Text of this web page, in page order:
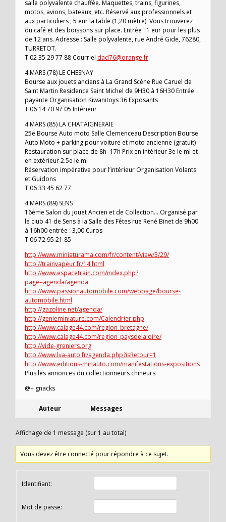
salle polyvalente chauffée. Maquettes, trains, figurines,
motos, avions, bateaux, etc. Réservé aux professionnels et
aux particuliers ; 5 eur la table (1,20 mètre). Vous trouverez
du café et des boissons sur place. Entrée : 1 eur pour les plus
de 12 ans. Adresse : Salle polyvalente, rue André Gide, 76280,
TURRETOT.
T 02 35 29 77 88 Courriel dad76@orange.fr
4 MARS (78) LE CHESNAY
Bourse aux jouets anciens à La Grand Scène Rue Caruel de
Saint Martin Residence Saint Michel de 9H30 à 16H30 Entrée
payante Organisation Kiwanitoys 36 Exposants
T 06 14 70 97 05 Intérieur
4 MARS (85) LA CHATAIGNERAIE
25e Bourse Auto moto Salle Clemenceau Description Bourse
Auto Moto + parking pour voiture et moto ancienne (gratuit)
Restauration sur place de 8h -17h Prix en intérieur 3e le ml et
en extérieur 2.5e le ml
Réservation impérative pour l’intérieur Organisation Volants
et Guidons
T 06 33 45 62 77
4 MARS (89) SENS
16ème Salon du jouet Ancien et de Collection… Organisé par
le club 41 de Sens à la Salle des Fêtes rue René Binet de 9h00
à 16h00 entrée : 3,00 €uros
T 06 72 95 21 85
http://www.miniaturama.com/fr/content/view/3/29/
http://trainvapeur.fr/14.html
http://www.espacetrain.com/index.php?
page=agenda/agenda
http://www.passionautomobile.com/webpage/bourse-
automobile.html
http://gazoline.net/agenda/
http://genieminiature.com/Calendrier.php
http://www.calage44.com/region_bretagne/
http://www.calage44.com/region_paysdelaloire/
http://vide-greniers.org
http://www.lva-auto.fr/agenda.php?isRetour=1
http://www.editions-minauto.com/manifestations-expositions
Plus les annonces du collectionneurs chineurs
@+ gnacks
Auteur Messages
Affichage de 1 message (sur 1 au total)
Vous devez être connecté pour répondre à ce sujet.
Identifiant:
Mot de passe: